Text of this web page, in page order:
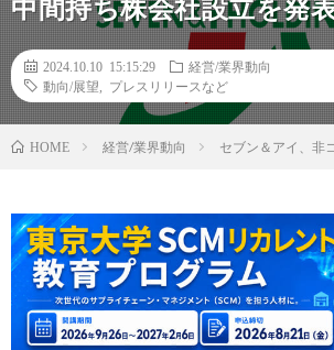
中間持ち株会社設立を発
2024.10.10 15:15:29
経営/業界動向
動向/展望
プレスリリースなど
HOME 経営/業界動向 セブン＆アイ、非